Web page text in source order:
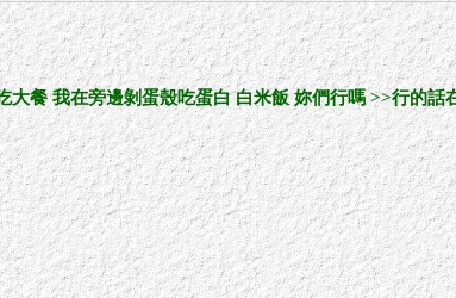
餐 我在旁邊剝蛋殼吃蛋白 白米飯 妳們行嗎 >>行的話